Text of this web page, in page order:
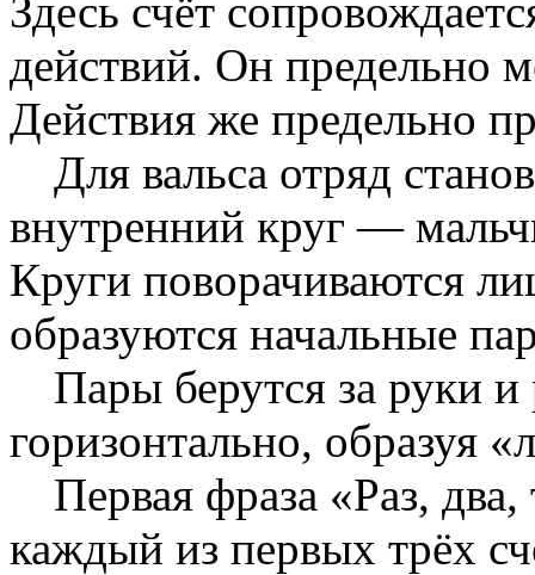
Здесь счёт
действий. Он предельно
Действия же предельно
Для вальса отряд
внутренний круг —
Круги поворачиваются
образуются начальные
Пары берутся за руки
горизонтально, образуя
Первая фраза «Раз,
каждый из первых трёх